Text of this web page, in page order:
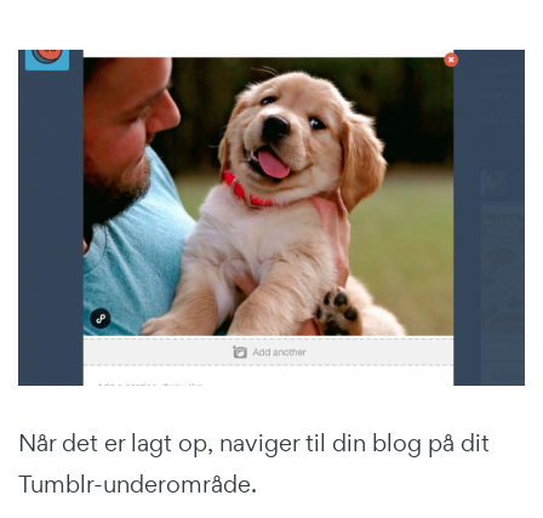
Når det er lagt op, naviger til din blog på dit
Tumblr-underområde.